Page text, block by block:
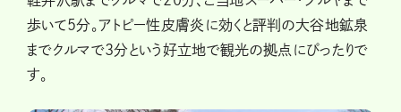
歩いて5分。アトピー性皮膚炎に効くと評判の大谷地鉱泉
までクルマで3分という好立地で観光の拠点にぴったりで
す。